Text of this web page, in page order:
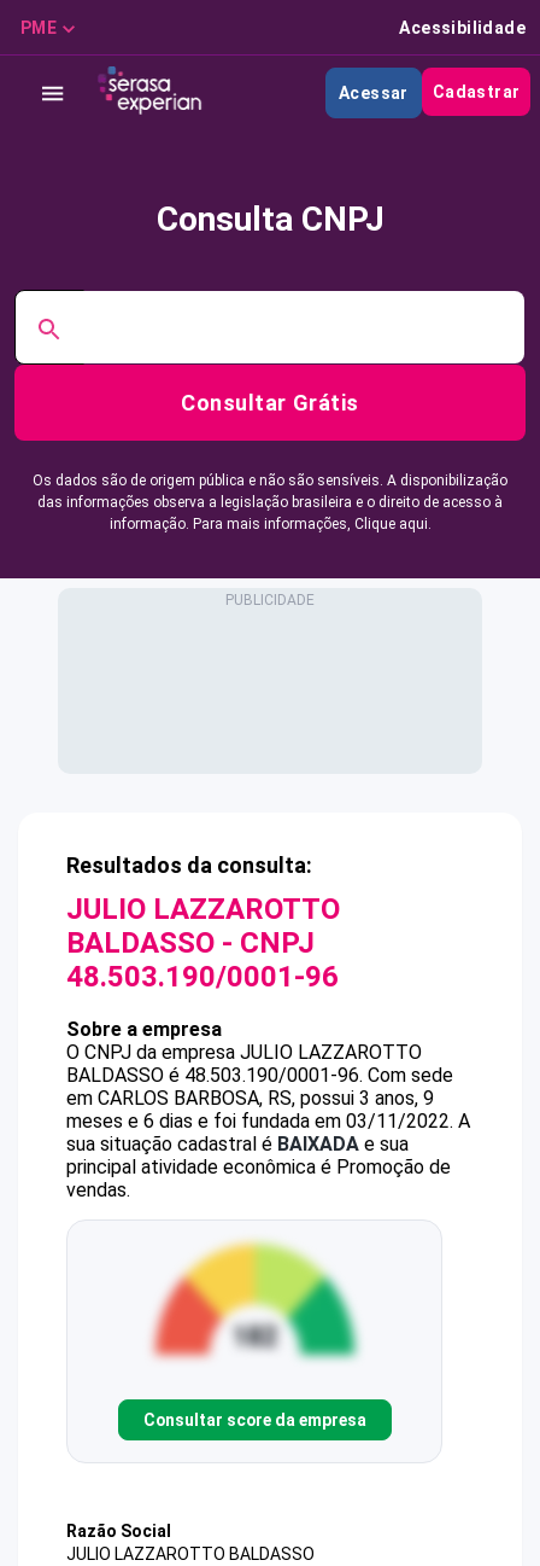
PME Acessibilidade
Acessar Cadastrar
Consulta CNPJ
Consultar Grátis
Os dados são de origem pública e não são sensíveis. A disponibilização
das informações observa a legislação brasileira e o direito de acesso à
informação. Para mais informações, Clique aqui.
Resultados da consulta:
JULIO LAZZAROTTO
BALDASSO - CNPJ
48.503.190/0001-96
Sobre a empresa
O CNPJ da empresa JULIO LAZZAROTTO
BALDASSO é 48.503.190/0001-96. Com sede
em CARLOS BARBOSA, RS, possui 3 anos, 9
meses e 6 dias e foi fundada em 03/11/2022. A
sua situação cadastral é BAIXADA e sua
principal atividade econômica é Promoção de
vendas.
Consultar score da empresa
Razão Social
JULIO LAZZAROTTO BALDASSO